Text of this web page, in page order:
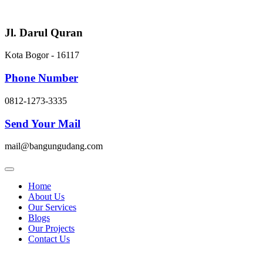
content
Jl. Darul Quran
Kota Bogor - 16117
Phone Number
0812-1273-3335
Send Your Mail
mail@bangungudang.com
Home
About Us
Our Services
Blogs
Our Projects
Contact Us